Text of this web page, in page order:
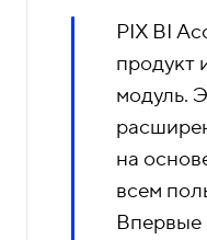
PIX BI
продукт
модуль.
на
всем
Впервые